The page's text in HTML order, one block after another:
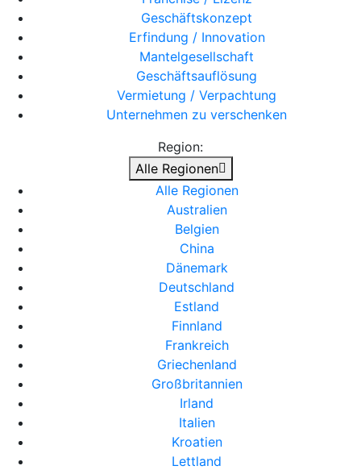
Geschäftskonzept
Erfindung / Innovation
Mantelgesellschaft
Geschäftsauflösung
Vermietung / Verpachtung
Unternehmen zu verschenken
Region:
Alle Regionen
Alle Regionen
Australien
Belgien
China
Dänemark
Deutschland
Estland
Finnland
Frankreich
Griechenland
Großbritannien
Irland
Italien
Kroatien
Lettland